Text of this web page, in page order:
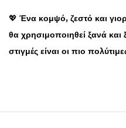
💖 Ένα κομψό, ζεστό και
θα χρησιμοποιηθεί ξανά και
στιγμές είναι οι πιο